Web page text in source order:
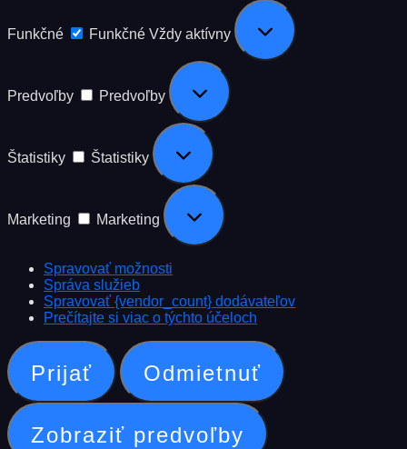
Funkčné Funkčné Vždy aktívny
Predvoľby Predvoľby
Štatistiky Štatistiky
Marketing Marketing
Spravovať možnosti
Správa služieb
Spravovať {vendor_count} dodávateľov
Prečítajte si viac o týchto účeloch
Prijať Odmietnuť
Zobraziť predvoľby